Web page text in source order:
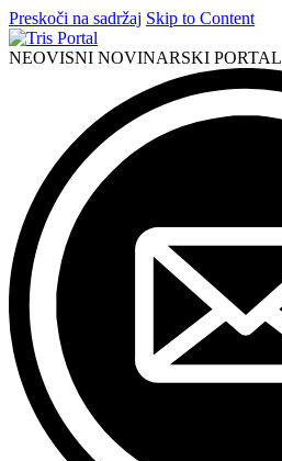
Preskoči na sadržaj Skip to Content
NEOVISNI NOVINARSKI PORTAL